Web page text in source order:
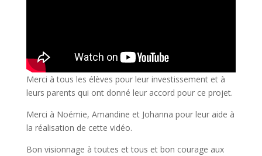
Merci à tous les élèves pour leur investissement et à
leurs parents qui ont donné leur accord pour ce projet.
Merci à Noémie, Amandine et Johanna pour leur aide à
la réalisation de cette vidéo.
Bon visionnage à toutes et tous et bon courage aux